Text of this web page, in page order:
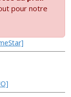
pour notre